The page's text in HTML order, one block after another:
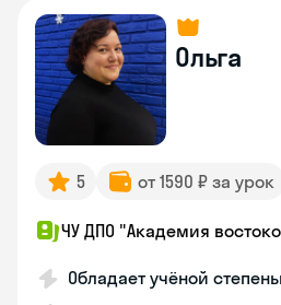
Ольга
5 от 1590 ₽ за урок
ЧУ ДПО "Академия
Обладает учёной